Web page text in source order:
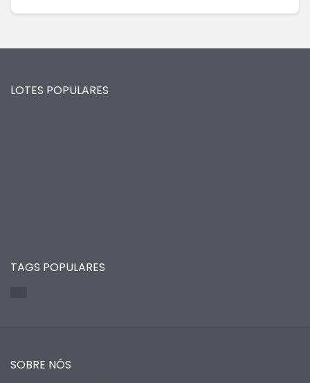
LOTES POPULARES
TAGS POPULARES
SOBRE NÓS